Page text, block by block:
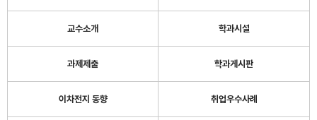
교수소개 학과시설
과제제출 학과게시판
이차전지 동향 취업우수사례